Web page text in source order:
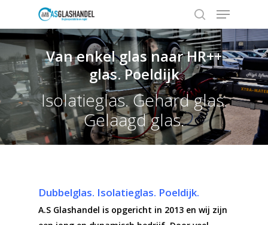
Hit enter to search or ESC to close
Van enkel glas naar HR++
glas. Poeldijk
Isolatieglas. Gehard glas.
Gelaagd glas.
Dubbelglas. Isolatieglas. Poeldijk.
A.S Glashandel is opgericht in 2013 en wij zijn